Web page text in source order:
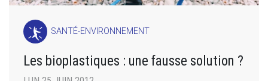
SANTÉ-ENVIRONNEMENT
Les bioplastiques : une fausse solution ?